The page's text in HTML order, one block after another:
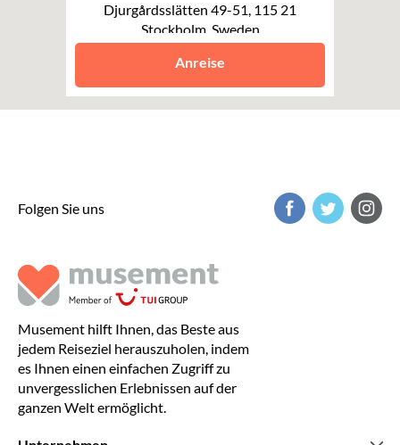
Djurgårdsslätten 49-51, 115 21
Stockholm, Sweden
Stockholm
Anreise
Folgen Sie uns
Musement hilft Ihnen, das Beste aus
jedem Reiseziel herauszuholen, indem
es Ihnen einen einfachen Zugriff zu
unvergesslichen Erlebnissen auf der
ganzen Welt ermöglicht.